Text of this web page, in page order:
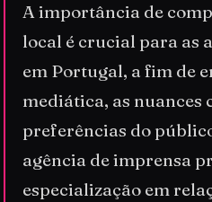
A importância de
local é crucial para as
em Portugal, a fim de
mediática, as nuances
preferências do
agência de imprensa
especialização em